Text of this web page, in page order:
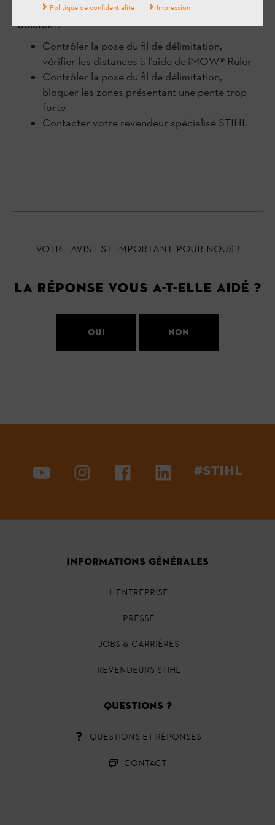
Solution :
Contrôler la pose du fil de délimitation,
vérifier les distances à l’aide de iMOW® Ruler
Contrôler la pose du fil de délimitation,
bloquer les zones présentant une pente trop
forte
Contacter votre revendeur spécialisé STIHL
Votre avis est important pour nous !
La réponse vous a-t-elle aidé ?
Oui Non
#STIHL
INFORMATIONS GÉNÉRALES
L'ENTREPRISE
PRESSE
JOBS & CARRIÈRES
REVENDEURS STIHL
QUESTIONS ?
QUESTIONS ET RÉPONSES
CONTACT
Politique de confidentialité Impression